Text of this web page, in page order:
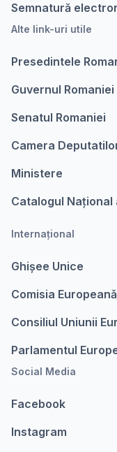
Semnatură
Alte link-uri utile
Presedintele
Guvernul Romaniei
Senatul Romaniei
Camera
Ministere
Catalogul Național
Internațional
Ghișee Unice
Comisia Europeanǎ
Consiliul Uniunii
Parlamentul
Social Media
Facebook
Instagram